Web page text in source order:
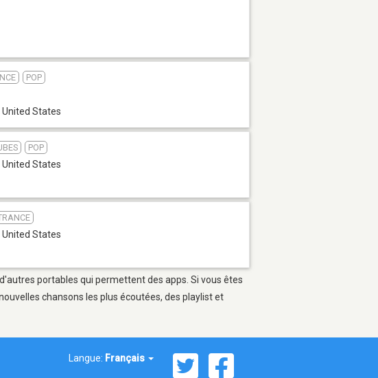
POP
United States
POP
United States
United States
portables qui permettent des apps. Si vous êtes
chansons les plus écoutées, des playlist et
Langue: Français